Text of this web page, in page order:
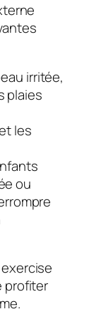
irritée,
plaies
les
ou
profiter